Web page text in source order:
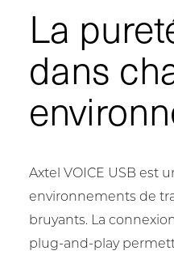
La
dans
Axtel VOICE USB est
environnements de
bruyants. La
plug-and-play